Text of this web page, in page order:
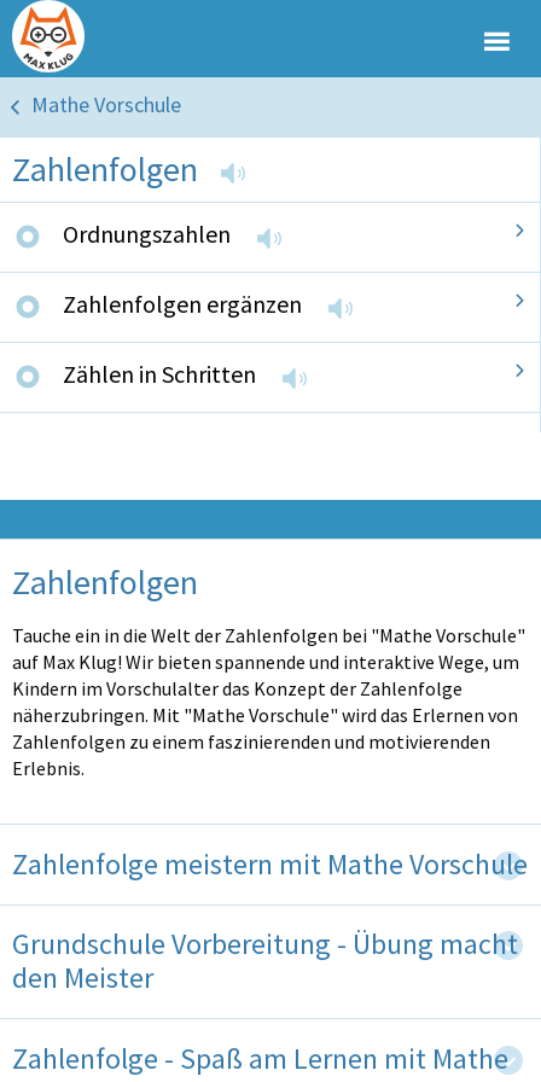
Mathe Vorschule
Zahlenfolgen
Ordnungszahlen
Zahlenfolgen ergänzen
Zählen in Schritten
Zahlenfolgen
Tauche ein in die Welt der Zahlenfolgen bei "Mathe Vorschule"
auf Max Klug! Wir bieten spannende und interaktive Wege, um
Kindern im Vorschulalter das Konzept der Zahlenfolge
näherzubringen. Mit "Mathe Vorschule" wird das Erlernen von
Zahlenfolgen zu einem faszinierenden und motivierenden
Erlebnis.
Zahlenfolge meistern mit Mathe Vorschule
Grundschule Vorbereitung - Übung macht
den Meister
Zahlenfolge - Spaß am Lernen mit Mathe